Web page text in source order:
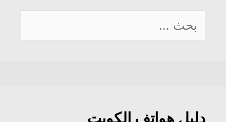
البحث
عن:
دليل هواتف الكويت